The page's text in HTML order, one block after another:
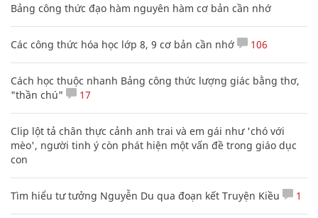
Bảng công thức đạo hàm nguyên hàm cơ bản cần nhớ
Các công thức hóa học lớp 8, 9 cơ bản cần nhớ 106
Cách học thuộc nhanh Bảng công thức lượng giác bằng thơ,
"thần chú"
17
Clip lột tả chân thực cảnh anh trai và em gái như 'chó với
mèo', người tinh ý còn phát hiện một vấn đề trong giáo dục
con
Tìm hiểu tư tưởng Nguyễn Du qua đoạn kết Truyện Kiều 1